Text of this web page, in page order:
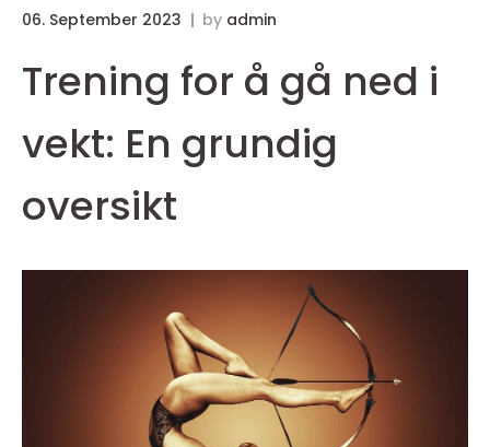
06. September 2023 by admin
Trening for å gå ned i
vekt: En grundig
oversikt